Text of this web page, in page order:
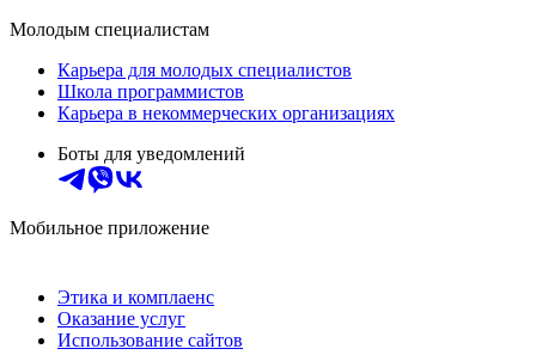
Молодым специалистам
Карьера для молодых специалистов
Школа программистов
Карьера в некоммерческих организациях
Боты для уведомлений
Мобильное приложение
Этика и комплаенс
Оказание услуг
Использование сайтов